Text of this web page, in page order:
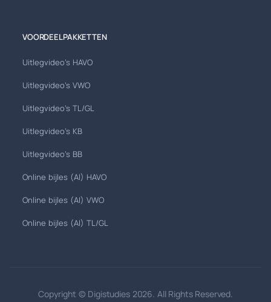
VOORDEELPAKKETTEN
Uitlegvideo's HAVO
Uitlegvideo's VWO
Uitlegvideo's TL/GL
Uitlegvideo's KB
Uitlegvideo's BB
Online bijles (AI) HAVO
Online bijles (AI) VWO
Online bijles (AI) TL/GL
Copyright © Digistudies 2026. All Rights Reserved.